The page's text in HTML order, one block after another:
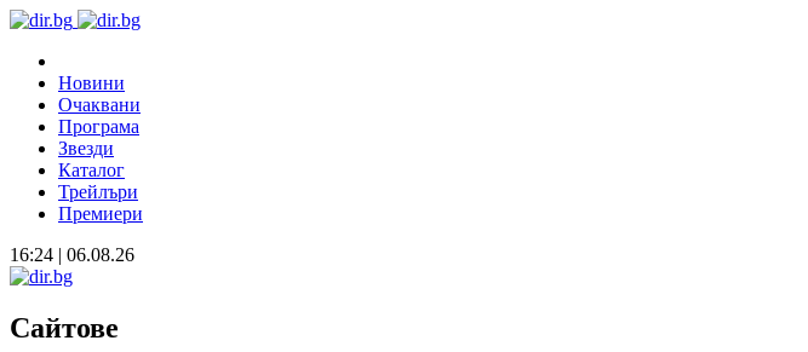
Новини
Очаквани
Програма
Звезди
Каталог
Трейлъри
Премиери
16:24 | 06.08.26
Сайтове